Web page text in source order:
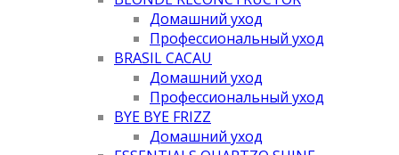
Домашний уход
Профессиональный уход
BRASIL CACAU
Домашний уход
Профессиональный уход
BYE BYE FRIZZ
Домашний уход